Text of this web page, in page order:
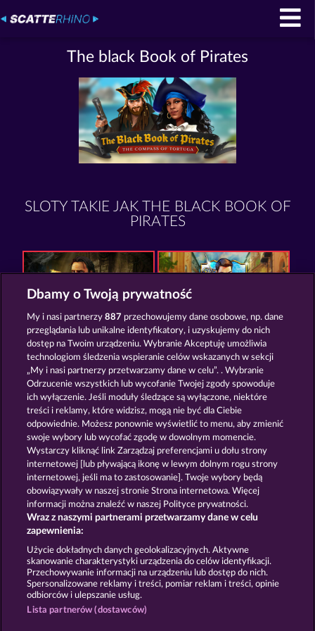
The black Book of Pirates
SLOTY TAKIE JAK THE BLACK BOOK OF
PIRATES
Balthazar Books and Bulls
Ramses Book Magic Book
Zasady i warunki Polityka prywatności
Nota prawna Firma FAQ
Prześlij wniosek o wypłatę
Dbamy o Twoją prywatność
My i nasi partnerzy887 przechowujemy dane osobowe, np. dane
przeglądania lub unikalne identyfikatory, i uzyskujemy do nich
dostęp na Twoim urządzeniu. Wybranie Akceptuję umożliwia
technologiom śledzenia wspieranie celów wskazanych w sekcji
„My i nasi partnerzy przetwarzamy dane w celu”. . Wybranie
Odrzucenie wszystkich lub wycofanie Twojej zgody spowoduje
ich wyłączenie. Jeśli moduły śledzące są wyłączone, niektóre
treści i reklamy, które widzisz, mogą nie być dla Ciebie
odpowiednie. Możesz ponownie wyświetlić to menu, aby zmienić
swoje wybory lub wycofać zgodę w dowolnym momencie.
Wystarczy kliknąć link Zarządzaj preferencjami u dołu strony
internetowej [lub pływającą ikonę w lewym dolnym rogu strony
internetowej, jeśli ma to zastosowanie]. Twoje wybory będą
obowiązywały w naszej stronie Strona internetowa. Więcej
informacji można znaleźć w naszej Polityce prywatności.
Wraz z naszymi partnerami przetwarzamy dane w celu
zapewnienia:
Użycie dokładnych danych geolokalizacyjnych. Aktywne
skanowanie charakterystyki urządzenia do celów identyfikacji.
Przechowywanie informacji na urządzeniu lub dostęp do nich.
Spersonalizowane reklamy i treści, pomiar reklam i treści, opinie
odbiorców i ulepszanie usług.
Lista partnerów (dostawców)